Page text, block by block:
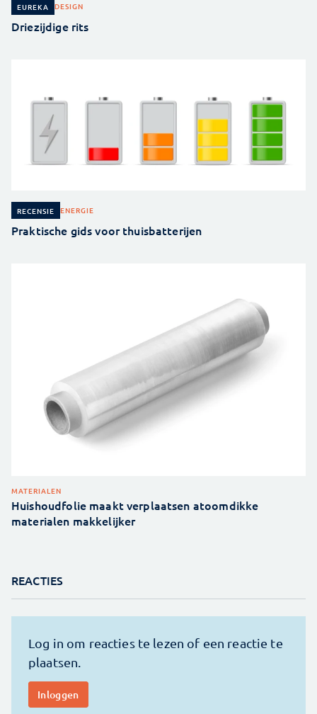
EUREKA DESIGN
Driezijdige rits
RECENSIE ENERGIE
Praktische gids voor thuisbatterijen
MATERIALEN
Huishoudfolie maakt verplaatsen atoomdikke
materialen makkelijker
REACTIES